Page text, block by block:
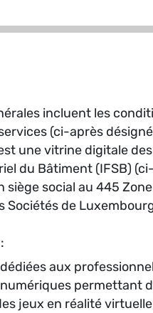
incluent les
(ci-après
une vitrine digitale
du Bâtiment (IFSB)
social au 445
Sociétés de
aux
permettant
jeux en réalité virtuelle